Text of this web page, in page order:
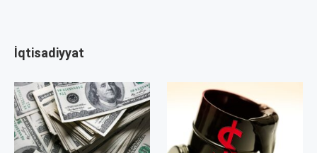
İqtisadiyyat